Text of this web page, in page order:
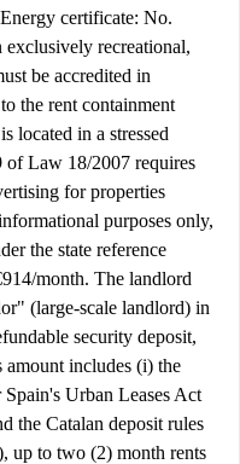
certificate: No.
recreational,
be accredited in
the rent containment
located in a stressed
of Law 18/2007 requires
for properties
purposes only,
the state reference
month. The landlord
(large-scale landlord) in
security deposit,
amount includes (i) the
Urban Leases Act
the Catalan deposit rules
up to two (2) month rents